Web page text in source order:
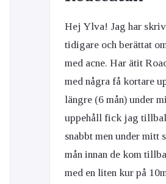
Hej Ylva! Jag har
tidigare och berättat
med acne. Har ätit
med några få kortare
längre (6 mån) under
uppehåll fick jag
snabbt men under mitt
mån innan de kom
med en liten kur på